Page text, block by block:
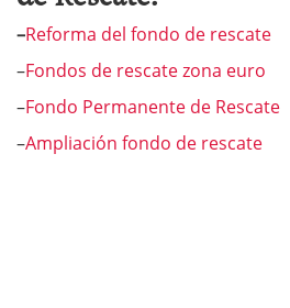
–Reforma del fondo de rescate
–Fondos de rescate zona euro
–Fondo Permanente de Rescate
–Ampliación fondo de rescate